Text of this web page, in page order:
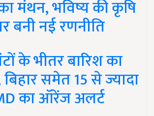
मंथन, भविष्य की कृषि
बनी नई रणनीति
के भीतर बारिश का
समेत 15 से ज्यादा
का ऑरेंज अलर्ट